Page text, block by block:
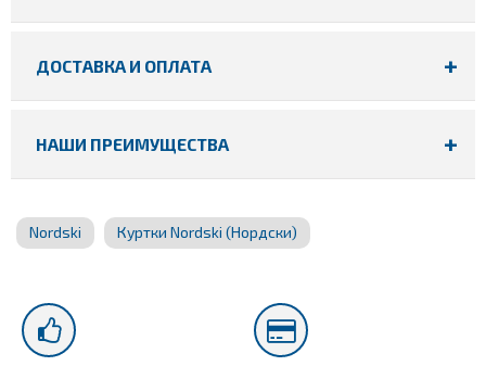
ДОСТАВКА И ОПЛАТА
НАШИ ПРЕИМУЩЕСТВА
Nordski Куртки Nordski (Нордски)